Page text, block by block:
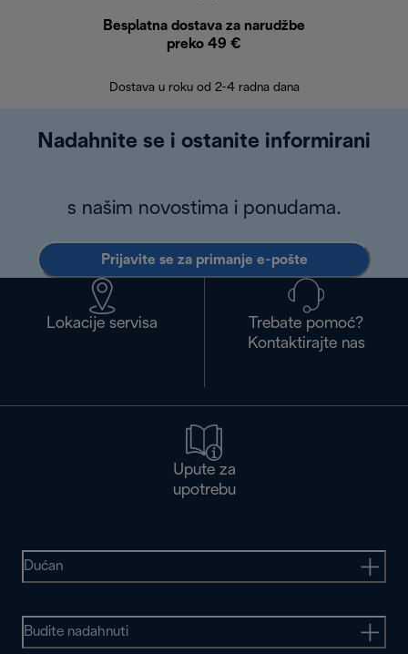
Besplatna dostava za narudžbe
preko 49 €
Dostava u roku od 2-4 radna dana
Nadahnite se i ostanite informirani
s našim novostima i ponudama.
Prijavite se za primanje e-pošte
Lokacije servisa
Trebate pomoć?
Kontaktirajte nas
Upute za
upotrebu
Dućan
Budite nadahnuti